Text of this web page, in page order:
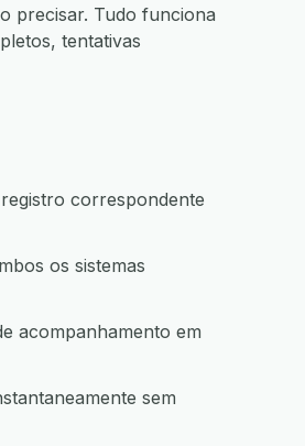
precisar. Tudo funciona
tentativas
correspondente
os sistemas
acompanhamento em
sem